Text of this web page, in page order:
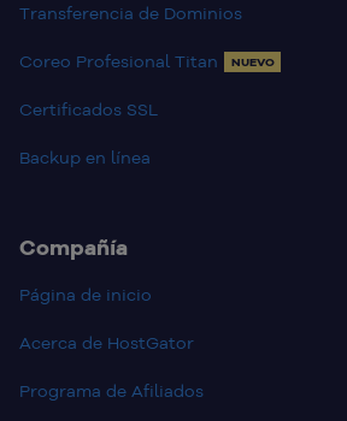
Transferencia de Dominios
Coreo Profesional Titan NUEVO
Certificados SSL
Backup en línea
Compañía
Página de inicio
Acerca de HostGator
Programa de Afiliados